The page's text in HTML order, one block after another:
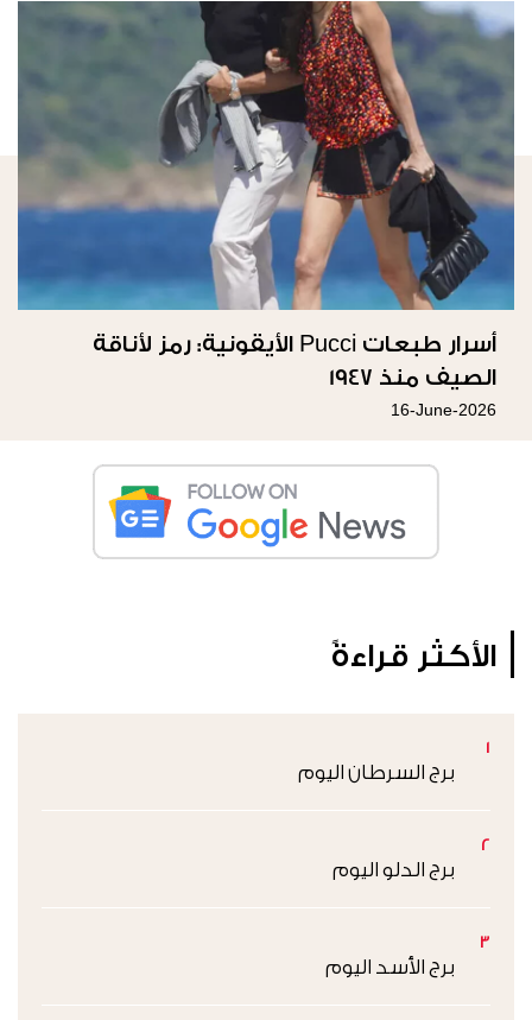
أسرار طبعات Pucci الأيقونية: رمز لأناقة
الصيف منذ 1947
16-June-2026
الأكثر قراءةً
1
برج السرطان اليوم
2
برج الدلو اليوم
3
برج الأسد اليوم